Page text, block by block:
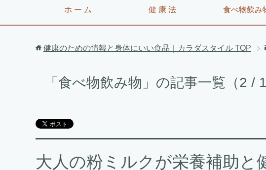
ホ ー ム 健 康 法 食べ物飲み
健康のための情報と身体にいい食品｜カラダスタイル TOP
「食べ物飲み物」の記事一覧（2 /
大人の粉ミルクが栄養補助と